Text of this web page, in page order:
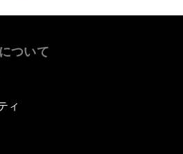
ついて
ィ